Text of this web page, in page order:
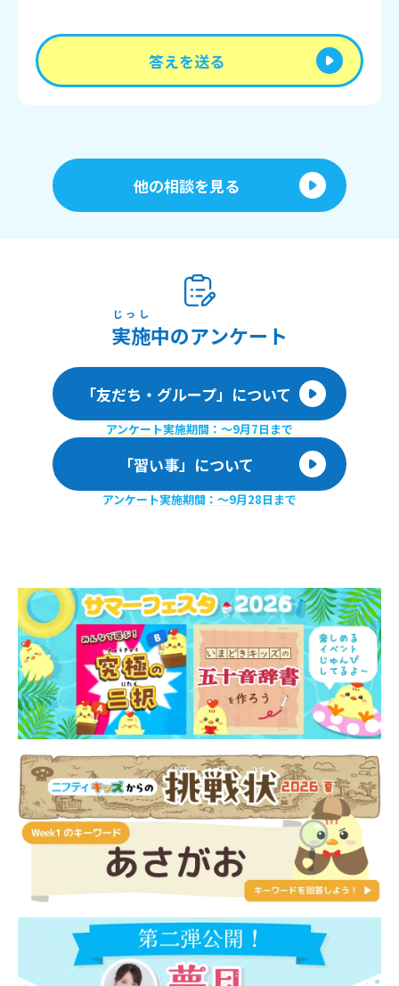
答えを送る
他の相談を見る
実施
じっし
中のアンケート
「友だち・グループ」について
アンケート実施期間：〜9月7日まで
「習い事」について
アンケート実施期間：〜9月28日まで